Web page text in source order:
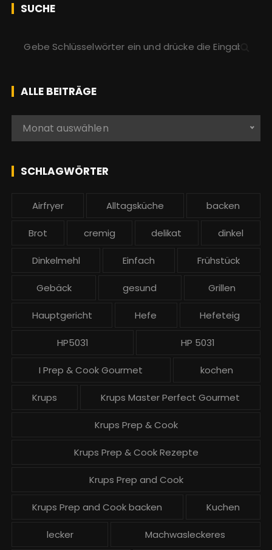
SUCHE
h
e
n
c
:
ALLE BEITRÄGE
e
Monat auswählen
SCHLAGWÖRTER
Airfryer Alltagsküche backen
Brot cremig delikat dinkel
Dinkelmehl Einfach Frühstück
Gebäck gesund Grillen
Hauptgericht Hefe Hefeteig
HP5031 HP 5031
I Prep & Cook Gourmet kochen
Krups Krups Master Perfect Gourmet
Krups Prep & Cook
Krups Prep & Cook Rezepte
Krups Prep and Cook
Krups Prep and Cook backen Kuchen
lecker Machwasleckeres